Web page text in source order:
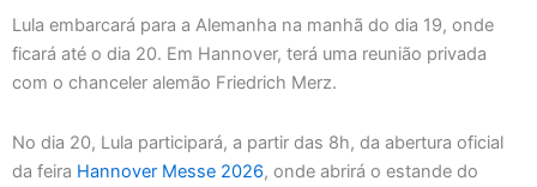
Lula embarcará para a Alemanha na manhã do dia 19, onde
ficará até o dia 20. Em Hannover, terá uma reunião privada
com o chanceler alemão Friedrich Merz.
No dia 20, Lula participará, a partir das 8h, da abertura oficial
da feira Hannover Messe 2026, onde abrirá o estande do